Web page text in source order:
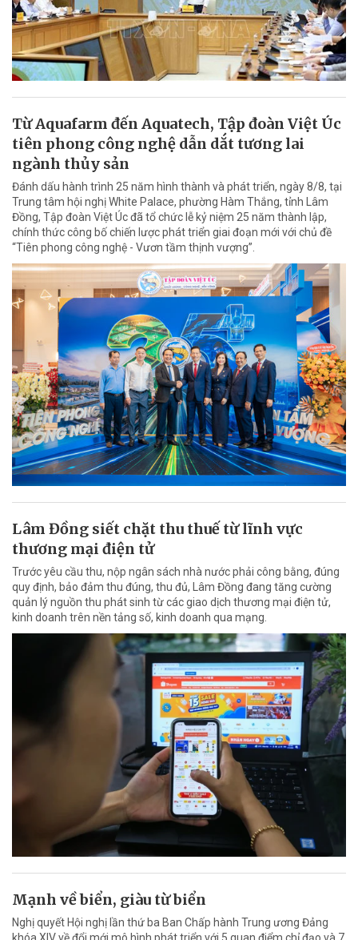
Từ Aquafarm đến Aquatech, Tập đoàn Việt Úc
tiên phong công nghệ dẫn dắt tương lai
ngành thủy sản
Đánh dấu hành trình 25 năm hình thành và phát triển, ngày 8/8, tại
Trung tâm hội nghị White Palace, phường Hàm Thắng, tỉnh Lâm
Đồng, Tập đoàn Việt Úc đã tổ chức lễ kỷ niệm 25 năm thành lập,
chính thức công bố chiến lược phát triển giai đoạn mới với chủ đề
“Tiên phong công nghệ - Vươn tầm thịnh vượng”.
Lâm Đồng siết chặt thu thuế từ lĩnh vực
thương mại điện tử
Trước yêu cầu thu, nộp ngân sách nhà nước phải công bằng, đúng
quy định, bảo đảm thu đúng, thu đủ, Lâm Đồng đang tăng cường
quản lý nguồn thu phát sinh từ các giao dịch thương mại điện tử,
kinh doanh trên nền tảng số, kinh doanh qua mạng.
Mạnh về biển, giàu từ biển
Nghị quyết Hội nghị lần thứ ba Ban Chấp hành Trung ương Đảng